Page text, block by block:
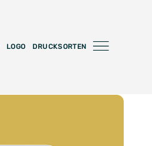
LOGO DRUCKSORTEN